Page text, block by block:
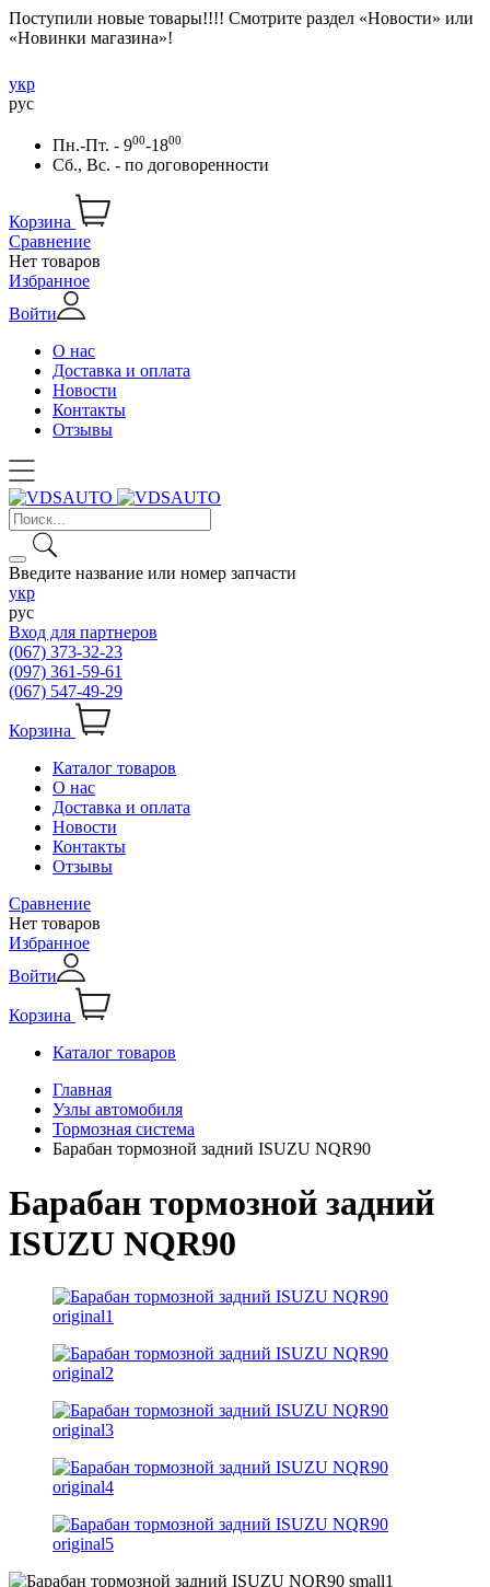
Поступили новые товары!!!! Смотрите раздел «Новости» или
«Новинки магазина»!
укр
рус
Пн.-Пт. - 900-1800
Сб., Вс. - по договоренности
Корзина
Сравнение
Нет товаров
Избранное
Войти
О нас
Доставка и оплата
Новости
Контакты
Отзывы
Введите название или номер запчасти
укр
рус
Вход для партнеров
(067) 373-32-23
(097) 361-59-61
(067) 547-49-29
Корзина
Каталог товаров
О нас
Доставка и оплата
Новости
Контакты
Отзывы
Сравнение
Нет товаров
Избранное
Войти
Корзина
Каталог товаров
Главная
Узлы автомобиля
Тормозная система
Барабан тормозной задний ISUZU NQR90
Барабан тормозной задний
ISUZU NQR90